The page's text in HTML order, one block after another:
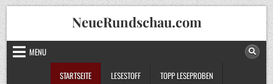
Skip
to
content
NeueRundschau.com
MENU
STARTSEITE
LESESTOFF TOPP LESEPROBEN